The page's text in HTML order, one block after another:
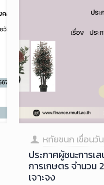
หทัยชนก เขื่อนวัน
ประกาศผู้ชนะการ
การเกษตร จำนวน
เจาะจง